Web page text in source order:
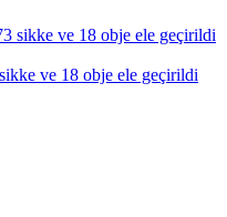
ve 18 obje ele geçirildi